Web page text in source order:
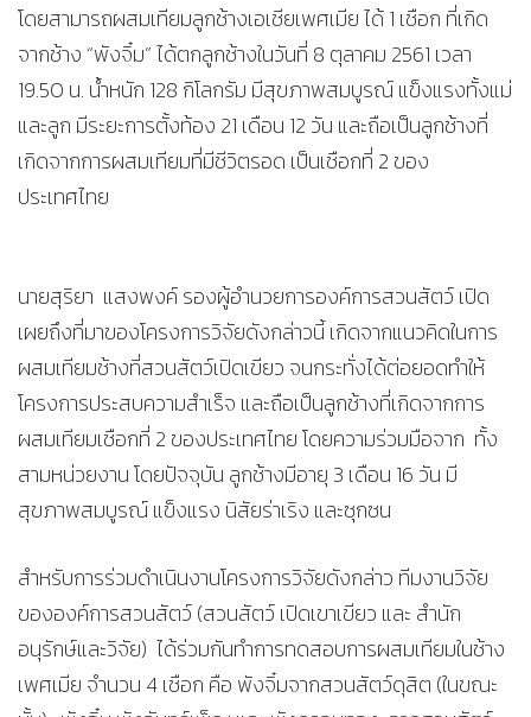
โดยสามารถผสมเทียมลูกช้างเอเชียเพศเมีย ได้ 1 เชือก ที่เกิด
จากช้าง “พังจิ๋ม” ได้ตกลูกช้างในวันที่ 8 ตุลาคม 2561 เวลา
19.50 น. น้ำหนัก 128 กิโลกรัม มีสุขภาพสมบูรณ์ แข็งแรงทั้งแม่
และลูก มีระยะการตั้งท้อง 21 เดือน 12 วัน และถือเป็นลูกช้างที่
เกิดจากการผสมเทียมที่มีชีวิตรอด เป็นเชือกที่ 2 ของ
ประเทศไทย
นายสุริยา แสงพงค์ รองผู้อำนวยการองค์การสวนสัตว์ เปิด
เผยถึงที่มาของโครงการวิจัยดังกล่าวนี้ เกิดจากแนวคิดในการ
ผสมเทียมช้างที่สวนสัตว์เปิดเขียว จนกระทั่งได้ต่อยอดทำให้
โครงการประสบความสำเร็จ และถือเป็นลูกช้างที่เกิดจากการ
ผสมเทียมเชือกที่ 2 ของประเทศไทย โดยความร่วมมือจาก ทั้ง
สามหน่วยงาน โดยปัจจุบัน ลูกช้างมีอายุ 3 เดือน 16 วัน มี
สุขภาพสมบูรณ์ แข็งแรง นิสัยร่าเริง และซุกซน
สำหรับการร่วมดำเนินงานโครงการวิจัยดังกล่าว ทีมงานวิจัย
ขององค์การสวนสัตว์ (สวนสัตว์ เปิดเขาเขียว และ สำนัก
อนุรักษ์และวิจัย) ได้ร่วมกันทำการทดสอบการผสมเทียมในช้าง
เพศเมีย จำนวน 4 เชือก คือ พังจิ๋มจากสวนสัตว์ดุสิต (ในขณะ